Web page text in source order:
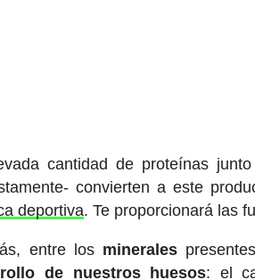
cantidad de proteínas
convierten a este
deportiva. Te proporcionará las
entre los minerales
de nuestros huesos: el